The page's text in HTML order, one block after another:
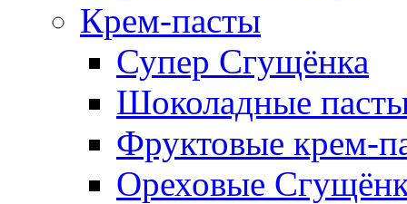
Крем-пасты
Супер Сгущёнка
Шоколадные
Фруктовые крем-
Ореховые